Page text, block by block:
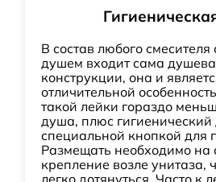
В состав любого смесителя
душем входит сама
конструкции, она и
отличительной
такой лейки гораздо
душа, плюс
специальной кнопкой для
Размещать необходимо на
крепление возле унитаза,
легко дотянуться. Часто к